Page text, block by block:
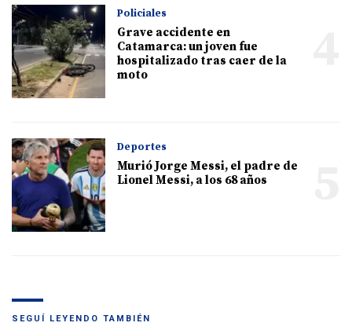
Policiales
Grave accidente en
Catamarca: un joven fue
hospitalizado tras caer de la
moto
Deportes
Murió Jorge Messi, el padre de
Lionel Messi, a los 68 años
SEGUÍ LEYENDO TAMBIÉN